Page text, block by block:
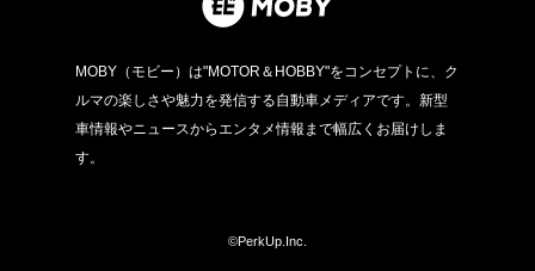
MOBY（モビー）は"MOTOR＆HOBBY"をコンセプトに、ク
ルマの楽しさや魅力を発信する自動車メディアです。新型
車情報やニュースからエンタメ情報まで幅広くお届けしま
す。
©PerkUp.Inc.